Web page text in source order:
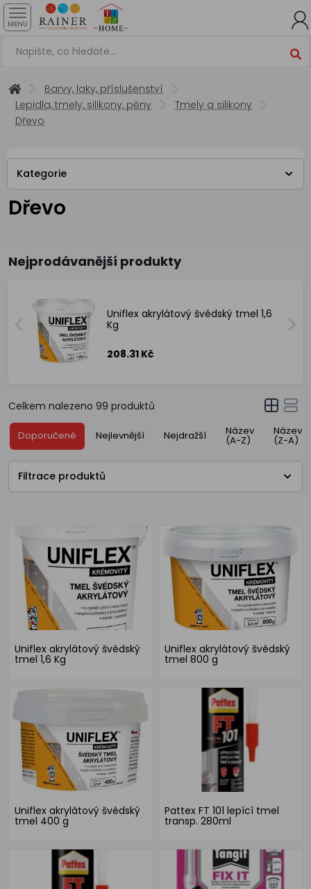
MENU
Barvy, laky, příslušenství
Lepidla, tmely, silikony, pěny
Tmely a silikony
Dřevo
Kategorie
Dřevo
Nejprodávanější produkty
Uniflex akrylátový švédský tmel 1,6
Kg
208.31 Kč
Celkem nalezeno 99 produktů
Doporučené Nejlevnější Nejdražší Název
(A-Z)
Název
(Z-A)
Filtrace produktů
Uniflex akrylátový švédský
tmel 1,6 Kg
Uniflex akrylátový švédský
tmel 800 g
Uniflex akrylátový švédský
tmel 400 g
Pattex FT 101 lepící tmel
transp. 280ml